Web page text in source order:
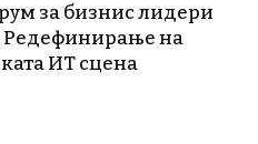
за бизнис лидери
Редефинирање на
ИТ сцена